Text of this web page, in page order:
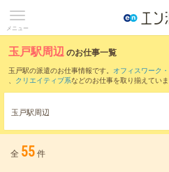
メニュー
玉戸駅周辺のお仕事一覧
玉戸駅の派遣のお仕事情報です。 オフィスワーク
、 クリエイティブ系などのお仕事を取り揃えていま
また、小山駅
ただけます。
玉戸駅周辺
全 55件